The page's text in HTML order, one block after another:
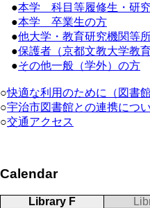
●本学 科目等履修生・研
●本学 卒業生の方
●他大学・教育研究機関等
●保護者（京都文教大学教
●その他一般（学外）の方
○快適な利用のために（図書
○宇治市図書館との連携につ
○交通アクセス
Calendar
Library F